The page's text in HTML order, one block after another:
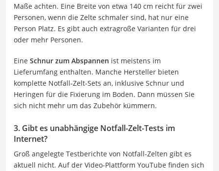
Maße achten. Eine Breite von etwa 140 cm reicht für zwei
Personen, wenn die Zelte schmaler sind, hat nur eine
Person Platz. Es gibt auch extragroße Varianten für drei
oder mehr Personen.
Eine Schnur zum Abspannen ist meistens im
Lieferumfang enthalten. Manche Hersteller bieten
komplette Notfall-Zelt-Sets an, inklusive Schnur und
Heringen für die Fixierung im Boden. Dann müssen Sie
sich nicht mehr um das Zubehör kümmern.
3. Gibt es unabhängige Notfall-Zelt-Tests im
Internet?
Groß angelegte Testberichte von Notfall-Zelten gibt es
aktuell nicht. Auf der Video-Plattform YouTube finden sich